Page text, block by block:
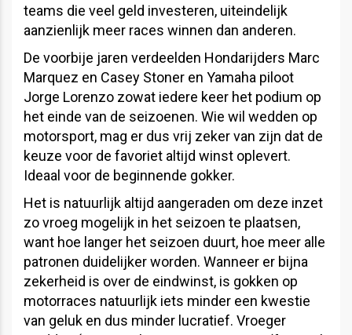
teams die veel geld investeren, uiteindelijk
aanzienlijk meer races winnen dan anderen.
De voorbije jaren verdeelden Hondarijders Marc
Marquez en Casey Stoner en Yamaha piloot
Jorge Lorenzo zowat iedere keer het podium op
het einde van de seizoenen. Wie wil wedden op
motorsport, mag er dus vrij zeker van zijn dat de
keuze voor de favoriet altijd winst oplevert.
Ideaal voor de beginnende gokker.
Het is natuurlijk altijd aangeraden om deze inzet
zo vroeg mogelijk in het seizoen te plaatsen,
want hoe langer het seizoen duurt, hoe meer alle
patronen duidelijker worden. Wanneer er bijna
zekerheid is over de eindwinst, is gokken op
motorraces natuurlijk iets minder een kwestie
van geluk en dus minder lucratief. Vroeger